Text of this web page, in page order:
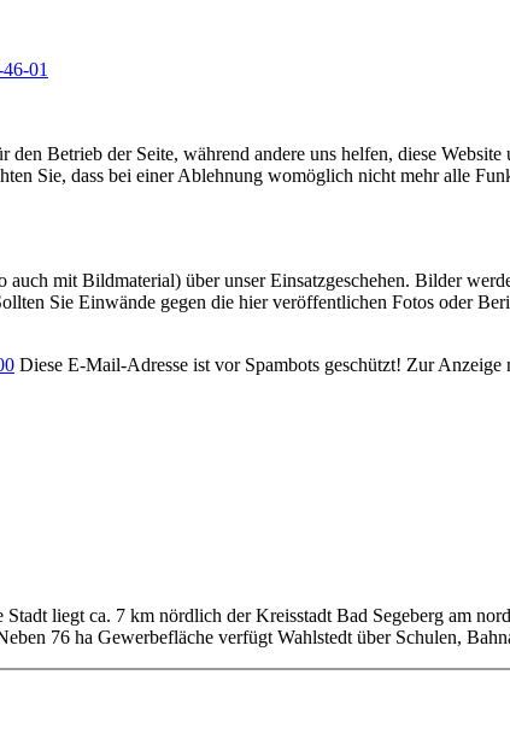
mit Bildmaterial) über unser Einsatzgeschehen. Bilder
Sie Einwände gegen die hier veröffentlichen Fotos oder
Diese E-Mail-Adresse ist vor Spambots geschützt! Zur Anzeige
liegt ca. 7 km nördlich der Kreisstadt Bad Segeberg am
76 ha Gewerbefläche verfügt Wahlstedt über Schulen,
Betrieb der Seite, während andere uns helfen, diese
Sie, dass bei einer Ablehnung womöglich nicht mehr alle